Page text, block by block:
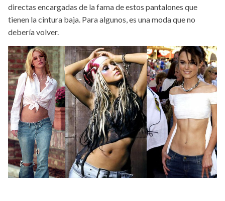
directas encargadas de la fama de estos pantalones que
tienen la cintura baja. Para algunos, es una moda que no
debería volver.